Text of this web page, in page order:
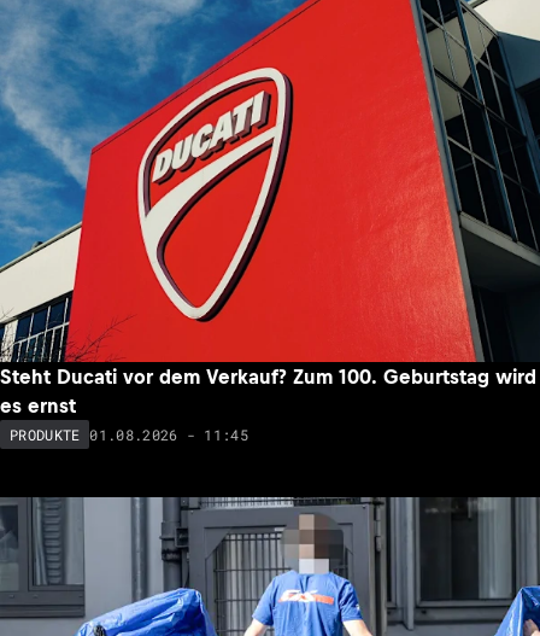
Steht Ducati vor dem Verkauf? Zum 100. Geburtstag wird
es ernst
PRODUKTE 01.08.2026 - 11:45